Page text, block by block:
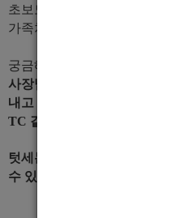
초보도 부담없이 오시면 성심
가족처럼 친하게 적응하실 수
궁금해하시는 부분일텐데요?
사장님, 메인 무섭지 않습니
내고 있어요^^
TC 같은 선수들 돈 바로바로
텃세는 절대 없으며, 경력자
수 있답니다.